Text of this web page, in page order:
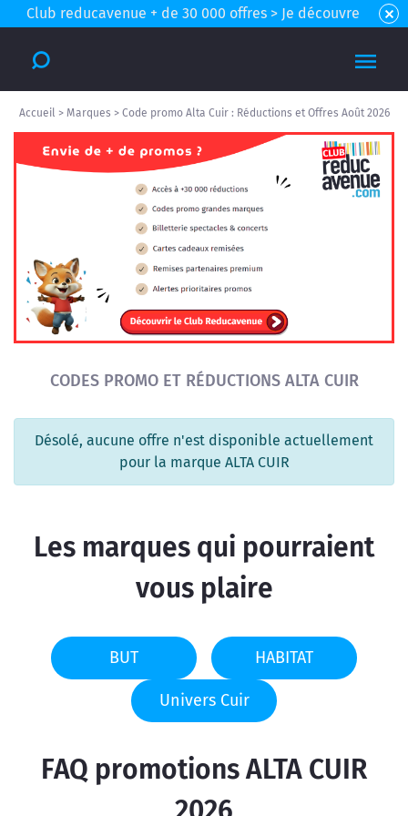
Club reducavenue + de 30 000 offres > Je découvre
Accueil > Marques > Code promo Alta Cuir : Réductions et Offres Août 2026
CODES PROMO ET RÉDUCTIONS ALTA CUIR
Désolé, aucune offre n'est disponible actuellement
pour la marque ALTA CUIR
Les marques qui pourraient
vous plaire
BUT HABITAT
Univers Cuir
FAQ promotions ALTA CUIR